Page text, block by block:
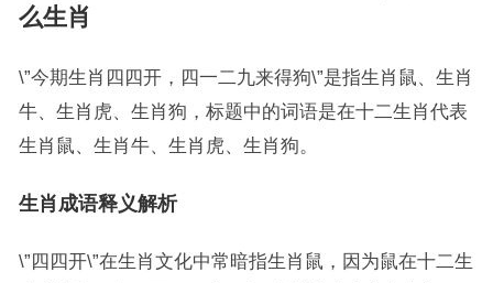
么生肖
\”今期生肖四四开，四一二九来得狗\”是指生肖鼠、生肖
牛、生肖虎、生肖狗，标题中的词语是在十二生肖代表
生肖鼠、生肖牛、生肖虎、生肖狗。
生肖成语释义解析
\”四四开\”在生肖文化中常暗指生肖鼠，因为鼠在十二生